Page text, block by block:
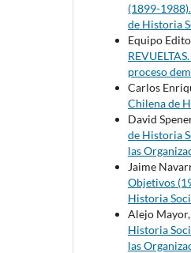
(1899-
de Historia
Equipo
proceso
Carlos
Chilena de
David
de Historia
las
Jaime
Objetivos
Historia
Alejo Mayor,
Historia
las